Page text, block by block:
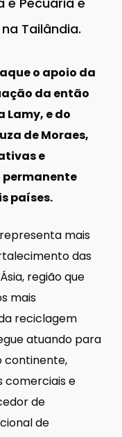
Tailândia.
o apoio da
da então
e do
de Moraes,
e
países.
mais
das
região que
mais
reciclagem
atuando para
continente,
comerciais e
de
de